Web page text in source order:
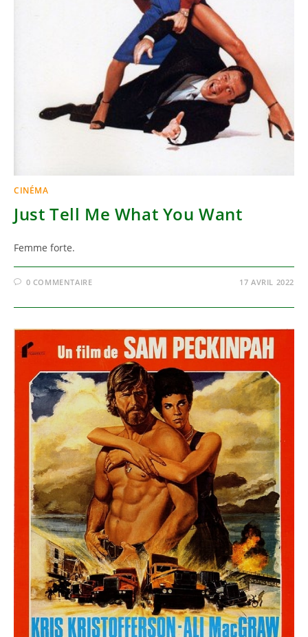
CINÉMA
Just Tell Me What You Want
Femme forte.
0 COMMENTAIRE 17 AVRIL 2022